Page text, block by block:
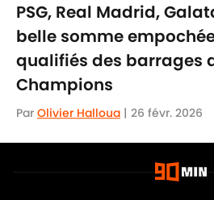
PSG, Real Madrid,
belle somme
qualifiés des barrages
Champions
Par Olivier Halloua | 26 févr. 2026